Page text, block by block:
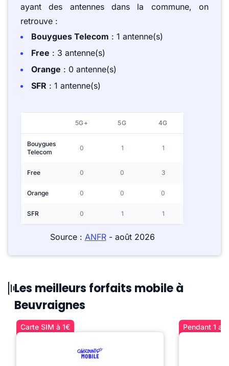
ayant des antennes dans la commune, on
retrouve :
Bouygues Telecom : 1 antenne(s)
Free : 3 antenne(s)
Orange : 0 antenne(s)
SFR : 1 antenne(s)
5G+ 5G 4G
Bouygues
Telecom
0 1 1
Free 0 0 3
Orange 0 0 0
SFR 0 1 1
Source : ANFR- août 2026
Les meilleurs forfaits mobile à
Beuvraignes
Carte SIM à 1€ Pendant 1